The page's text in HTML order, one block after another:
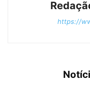
https://